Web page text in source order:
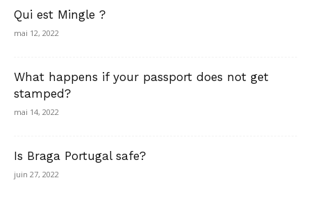
Qui est Mingle ?
mai 12, 2022
What happens if your passport does not get
stamped?
mai 14, 2022
Is Braga Portugal safe?
juin 27, 2022